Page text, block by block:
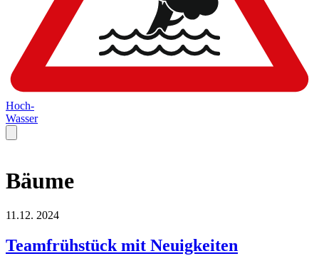
Hoch-
Wasser
Bäume
11.12. 2024
Teamfrühstück mit Neuigkeiten